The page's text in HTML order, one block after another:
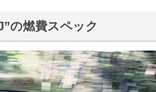
の燃費スペック